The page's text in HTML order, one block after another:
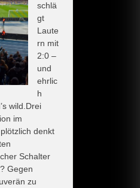
schlä
gt
Laute
rn mit
2:0 –
und
ehrlic
h
wild.Drei
im
denkt
Schalter
Gegen
zu